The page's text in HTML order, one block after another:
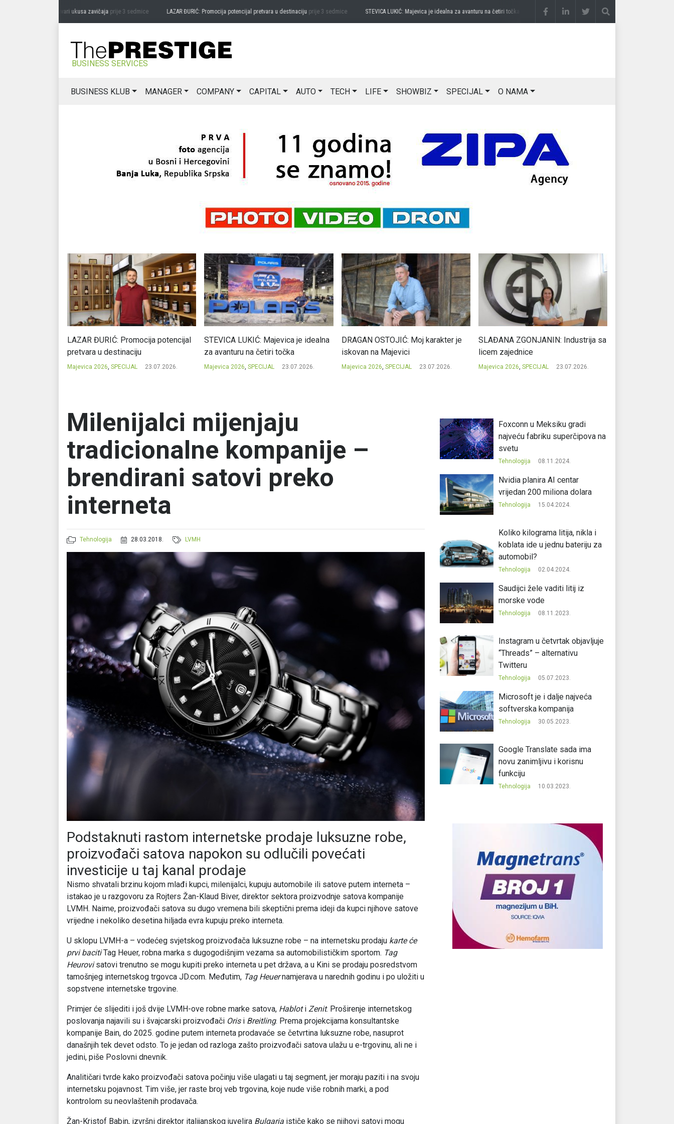
MIĆANOVIĆ: Čuvari ukusa zavičajaprije 3 sedmice LAZAR ĐURIĆ: Promocija potencijal pretvara u destinacijuprije 3 sedmice STEVICA LUKIĆ: Majevica je idealna za avanturu na četiri točkaprije 3 sedmice DRAGAN OSTOJIĆ: Moj karakter je
BUSINESS SERVICES
BUSINESS KLUB MANAGER COMPANY CAPITAL AUTO TECH LIFE SHOWBIZ SPECIJAL O NAMA
LAZAR ĐURIĆ: Promocija potencijal
pretvara u destinaciju
Majevica 2026, SPECIJAL 23.07.2026.
STEVICA LUKIĆ: Majevica je idealna
za avanturu na četiri točka
Majevica 2026, SPECIJAL 23.07.2026.
DRAGAN OSTOJIĆ: Moj karakter je
iskovan na Majevici
Majevica 2026, SPECIJAL 23.07.2026.
SLAĐANA ZGONJANIN: Industrija sa
licem zajednice
Majevica 2026, SPECIJAL 23.07.2026.
Milenijalci mijenjaju
tradicionalne kompanije –
brendirani satovi preko
interneta
Tehnologija 28.03.2018. LVMH
Podstaknuti rastom internetske prodaje luksuzne robe,
proizvođači satova napokon su odlučili povećati
investicije u taj kanal prodaje
Nismo shvatali brzinu kojom mlađi kupci, milenijalci, kupuju automobile ili satove putem interneta –
istakao je u razgovoru za Rojters Žan-Klaud Biver, direktor sektora proizvodnje satova kompanije
LVMH. Naime, proizvođači satova su dugo vremena bili skeptični prema ideji da kupci njihove satove
vrijedne i nekoliko desetina hiljada evra kupuju preko interneta.
U sklopu LVMH-a – vodećeg svjetskog proizvođača luksuzne robe – na internetsku prodaju karte će
prvi bacitiTag Heuer, robna marka s dugogodišnjim vezama sa automobilističkim sportom. Tag
Heurovisatovi trenutno se mogu kupiti preko interneta u pet država, a u Kini se prodaju posredstvom
tamošnjeg internetskog trgovca JD.com. Međutim, Tag Heuernamjerava u narednih godinu i po uložiti u
sopstvene internetske trgovine.
Primjer će slijediti i još dvije LVMH-ove robne marke satova, Habloti Zenit. Proširenje internetskog
poslovanja najavili su i švajcarski proizvođači Orisi Breitling. Prema projekcijama konsultantske
kompanije Bain, do 2025. godine putem interneta prodavaće se četvrtina luksuzne robe, nasuprot
današnjih tek devet odsto. To je jedan od razloga zašto proizvođači satova ulažu u e-trgovinu, ali ne i
jedini, piše Poslovni dnevnik.
Analitičari tvrde kako proizvođači satova počinju više ulagati u taj segment, jer moraju paziti i na svoju
internetsku pojavnost. Tim više, jer raste broj veb trgovina, koje nude više robnih marki, a pod
kontrolom su neovlaštenih prodavača.
Žan-Kristof Babin, izvršni direktor italijanskog juvelira Bulgaria ističe kako se njihovi satovi mogu
Foxconn u Meksiku gradi
najveću fabriku superčipova na
svetu
Tehnologija 08.11.2024.
Nvidia planira AI centar
vrijedan 200 miliona dolara
Tehnologija 15.04.2024.
Koliko kilograma litija, nikla i
koblata ide u jednu bateriju za
automobil?
Tehnologija 02.04.2024.
Saudijci žele vaditi litij iz
morske vode
Tehnologija 08.11.2023.
Instagram u četvrtak objavljuje
“Threads” – alternativu
Twitteru
Tehnologija 05.07.2023.
Microsoft je i dalje najveća
softverska kompanija
Tehnologija 30.05.2023.
Google Translate sada ima
novu zanimljivu i korisnu
funkciju
Tehnologija 10.03.2023.